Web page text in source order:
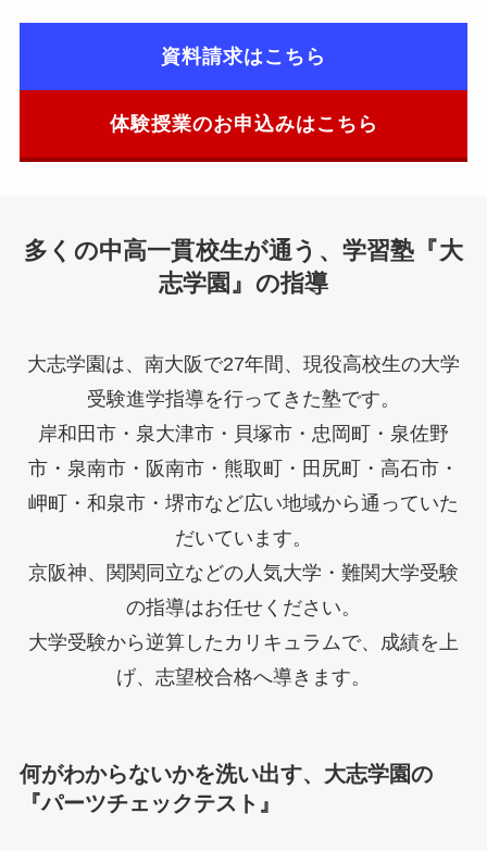
資料請求はこちら
体験授業のお申込みはこちら
多くの中高一貫校生が通う、学習塾『大
志学園』の指導
大志学園は、南大阪で27年間、現役高校生の大学
受験進学指導を行ってきた塾です。
岸和田市・泉大津市・貝塚市・忠岡町・泉佐野
市・泉南市・阪南市・熊取町・田尻町・高石市・
岬町・和泉市・堺市など広い地域から通っていた
だいています。
京阪神、関関同立などの人気大学・難関大学受験
の指導はお任せください。
大学受験から逆算したカリキュラムで、成績を上
げ、志望校合格へ導きます。
何がわからないかを洗い出す、大志学園の
『パーツチェックテスト』